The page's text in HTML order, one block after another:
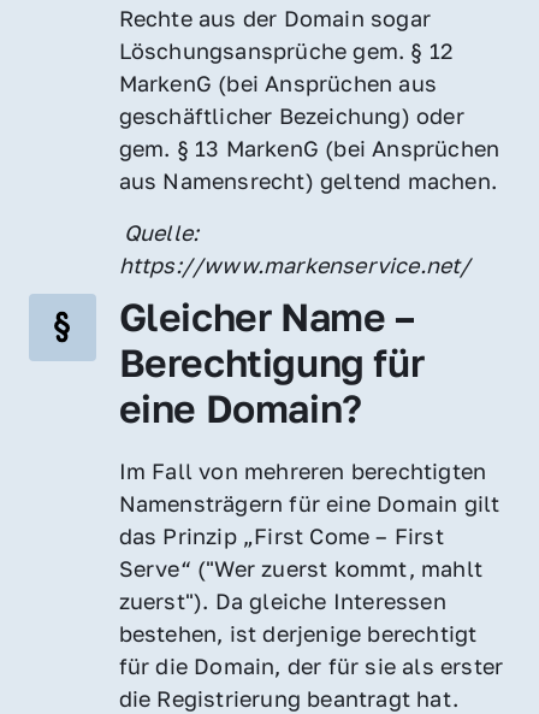
Rechte aus der Domain sogar
Löschungsansprüche gem. § 12
MarkenG (bei Ansprüchen aus
geschäftlicher Bezeichung) oder
gem. § 13 MarkenG (bei Ansprüchen
aus Namensrecht) geltend machen.
https://www.markenservice.net/
Gleicher Name –
Berechtigung für
eine Domain?
Im Fall von mehreren berechtigten
Namensträgern für eine Domain gilt
das Prinzip „First Come – First
Serve“ ("Wer zuerst kommt, mahlt
zuerst"). Da gleiche Interessen
bestehen, ist derjenige berechtigt
für die Domain, der für sie als erster
die Registrierung beantragt hat.